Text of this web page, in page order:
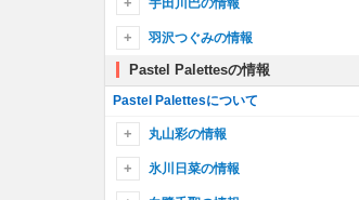
キズナミュージック♪
Jumpin’
SAKURA MEMORIES
NO GIRL NO CRY
Dreamer Go!
アニバーサリー
アスノヨゾラ哨戒班
Redo
イマジネーション
Reach Out To The Truth
ドリームパレード
そばかす
MOON PRIDE
ふわふわ時間
はなまるぴっぴはよいこだけ
世界は恋に落ちている
ハッピーシンセサイザ
Avant-garde HISTORY
Blessing Chord
ZEAL of proud
Keep Heart
Proud of oneself
Original Call
overtuRe
シュガーソングとビターステップ
いーあるふぁんくらぶ
シルエット
ハッピーサマーウェディング
ひまわりの約束
ロメオ
恋は混沌の隷也
恋しさとせつなさと心強さと
ブリキノダンス
DAYBREAK FRONTLINE
CORE PRIDE
GO!!!
SAVIOR OF SONG
ムーンライト伝説
ドラマツルギー
シル・ヴ・プレジデント
上原ひまりのキャラ一覧
宇田川巴の情報
宇田川巴のプロフィール
宇田川巴のキャラ一覧
羽沢つぐみの情報
羽沢つぐみのプロフィール
羽沢つぐみのキャラ一覧
Pastel Palettesの情報
Pastel Palettesについて
丸山彩の情報
丸山彩のプロフィール
丸山彩のキャラ一覧
氷川日菜の情報